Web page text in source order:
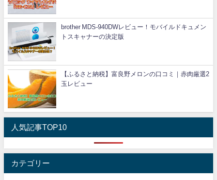
brother MDS-940DWレビュー！モバイルドキュメン
トスキャナーの決定版
【ふるさと納税】富良野メロンの口コミ｜赤肉厳選2
玉レビュー
人気記事TOP10
カテゴリー